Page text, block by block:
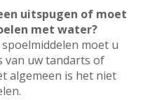
uitspugen of moet
met water?
moet u
van uw tandarts of
algemeen is het niet